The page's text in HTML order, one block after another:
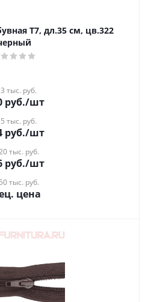
Т7, дл.35 см, цв.322
тыс. руб.
руб./шт
тыс. руб.
руб./шт
тыс. руб.
руб./шт
тыс. руб.
цена